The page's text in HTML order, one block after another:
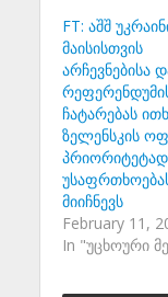
FT: აშშ
მაისისთვის
არჩევნებისა
ჩატარებას
ზელენსკის
პრიორიტეტად
მიიჩნევს
February 11,
In "უცხოური